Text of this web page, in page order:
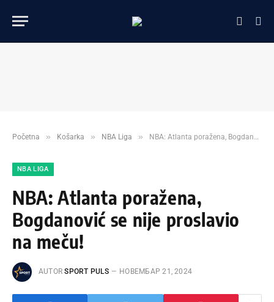
Početna » Košarka » NBA Liga » NBA: Atlanta poražena, Bogdanović se nije proslavio na meču!
NBA LIGA
NBA: Atlanta poražena,
Bogdanović se nije proslavio
na meču!
AUTOR SPORT PULS НОВЕМБАР 21, 2024